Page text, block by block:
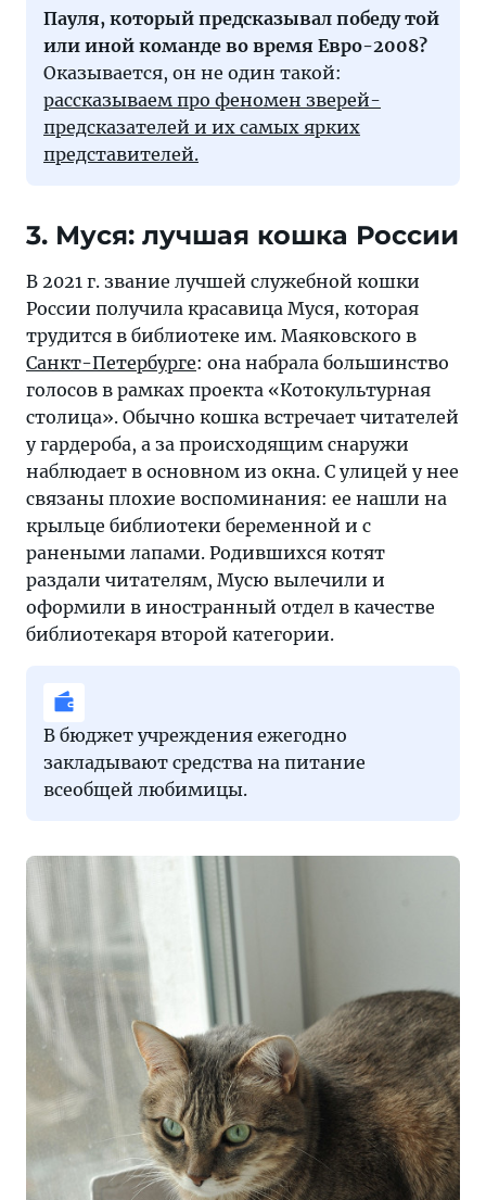
Пауля, который предсказывал победу той
или иной команде во время Евро-2008?
Оказывается, он не один такой:
рассказываем про феномен зверей-
предсказателей и их самых ярких
представителей.
3. Муся: лучшая кошка России
В 2021 г. звание лучшей служебной кошки
России получила красавица Муся, которая
трудится в библиотеке им. Маяковского в
Санкт-Петербурге: она набрала большинство
голосов в рамках проекта «Котокультурная
столица». Обычно кошка встречает читателей
у гардероба, а за происходящим снаружи
наблюдает в основном из окна. С улицей у нее
связаны плохие воспоминания: ее нашли на
крыльце библиотеки беременной и с
ранеными лапами. Родившихся котят
раздали читателям, Мусю вылечили и
оформили в иностранный отдел в качестве
библиотекаря второй категории.
В бюджет учреждения ежегодно
закладывают средства на питание
всеобщей любимицы.